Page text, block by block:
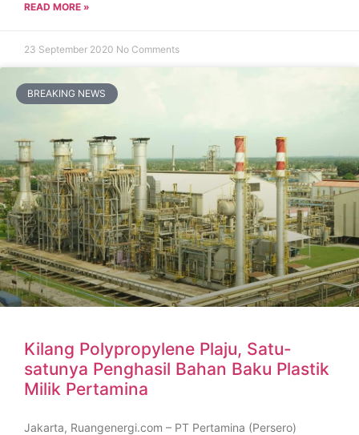
READ MORE »
23 September 2020 No Comments
BREAKING NEWS
Kilang Polypropylene Plaju, Satu-
satunya Penghasil Bahan Baku Plastik
Milik Pertamina
Jakarta, Ruangenergi.com – PT Pertamina (Persero)